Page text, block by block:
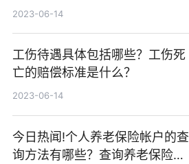
办？
2023-06-14
工伤待遇具体包括哪些？工伤死
亡的赔偿标准是什么？
2023-06-14
今日热闻!个人养老保险帐户的查
询方法有哪些？查询养老保险个